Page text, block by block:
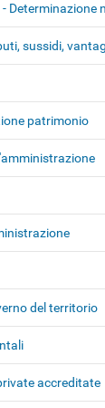
Determinazione
sussidi,
patrimonio
del territorio
accreditate